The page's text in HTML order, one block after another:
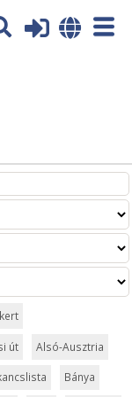
itt:
út Alsó-Ausztria
Bánya